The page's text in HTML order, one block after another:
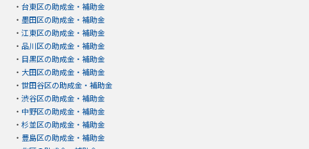
・ 台東区の助成金・補助金
・ 墨田区の助成金・補助金
・ 江東区の助成金・補助金
・ 品川区の助成金・補助金
・ 目黒区の助成金・補助金
・ 大田区の助成金・補助金
・ 世田谷区の助成金・補助金
・ 渋谷区の助成金・補助金
・ 中野区の助成金・補助金
・ 杉並区の助成金・補助金
・ 豊島区の助成金・補助金